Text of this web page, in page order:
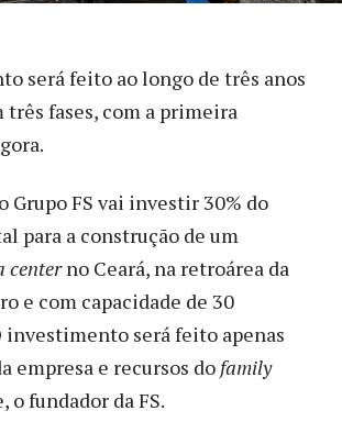
será feito ao longo de três anos
fases, com a primeira
Grupo FS vai investir 30% do
para a construção de um
centerno Ceará, na retroárea da
e com capacidade de 30
investimento será feito apenas
empresa e recursos do family
o fundador da FS.